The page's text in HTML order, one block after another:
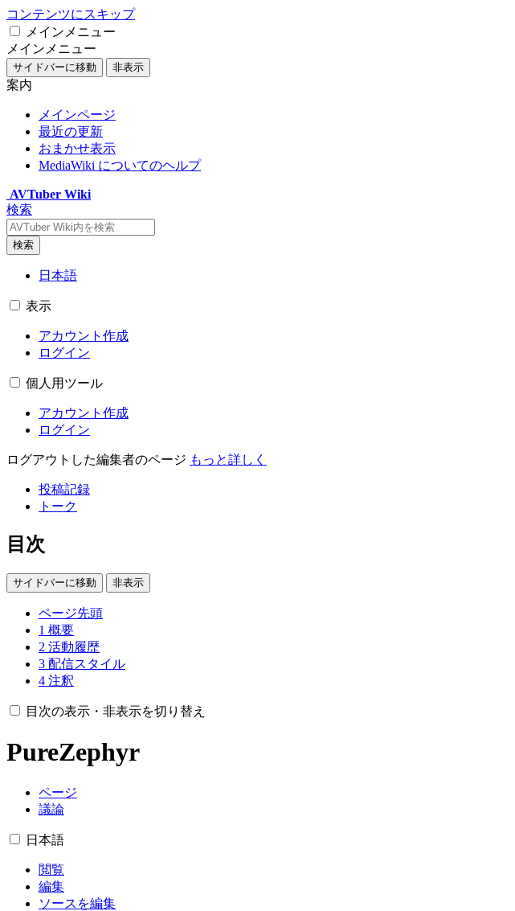
コンテンツにスキップ
メインメニュー
メインメニュー
サイドバーに移動 非表示
案内
メインページ
最近の更新
おまかせ表示
MediaWiki についてのヘルプ
AVTuber Wiki
検索
検索
日本語
表示
アカウント作成
ログイン
個人用ツール
アカウント作成
ログイン
ログアウトした編集者のページ もっと詳しく
投稿記録
トーク
目次
サイドバーに移動 非表示
ページ先頭
1 概要
2 活動履歴
3 配信スタイル
4 注釈
目次の表示・非表示を切り替え
PureZephyr
ページ
議論
日本語
閲覧
編集
ソースを編集